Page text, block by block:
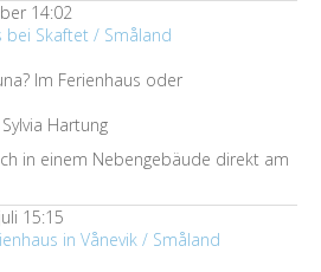
14:02
bei Skaftet / Småland
Im Ferienhaus oder
Hartung
in einem Nebengebäude direkt am
15:15
in Vånevik / Småland